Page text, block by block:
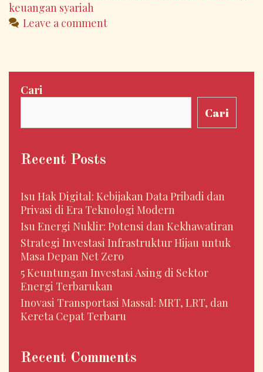
keuangan syariah
Leave a comment
Cari
Cari
Recent Posts
Isu Hak Digital: Kebijakan Data Pribadi dan
Privasi di Era Teknologi Modern
Isu Energi Nuklir: Potensi dan Kekhawatiran
Strategi Investasi Infrastruktur Hijau untuk
Masa Depan Net Zero
5 Keuntungan Investasi Asing di Sektor
Energi Terbarukan
Inovasi Transportasi Massal: MRT, LRT, dan
Kereta Cepat Terbaru
Recent Comments